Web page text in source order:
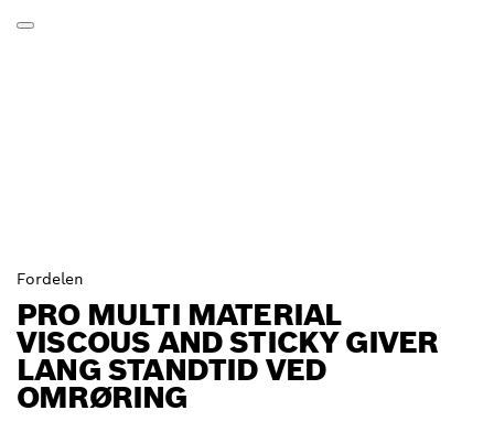
Fordelen
PRO MULTI MATERIAL
VISCOUS AND STICKY GIVER
LANG STANDTID VED
OMRØRING